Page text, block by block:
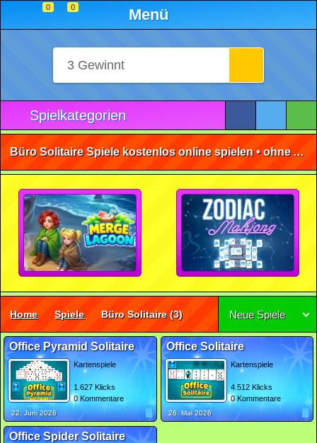
0 0 Menü
Spielkategorien
Büro Solitaire Spiele kostenlos online spielen • ohne Anmeldung 🕹️
Home Spiele Büro Solitaire(3) Neue Spiele
Office Pyramid Solitaire
Kartenspiele
1.627 Klicks
0 Kommentare
22. Juni 2026
Office Solitaire
Kartenspiele
4.512 Klicks
0 Kommentare
26. Mai 2026
Office Spider Solitaire